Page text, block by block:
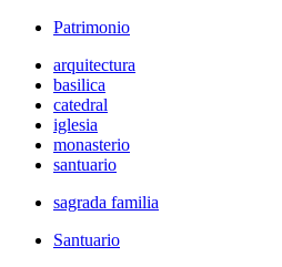
Patrimonio
arquitectura
basilica
catedral
iglesia
monasterio
santuario
sagrada familia
Santuario